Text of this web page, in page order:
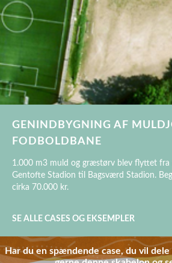
GENINDBYGNING AF
FODBOLDBANE
1.000 m3 muld og græstørv blev flyttet fra
Gentofte Stadion til Bagsværd Stadion.
cirka 70.000 kr.
SE ALLE CASES OG EKSEMPLER
Har du en spændende case, du vil dele